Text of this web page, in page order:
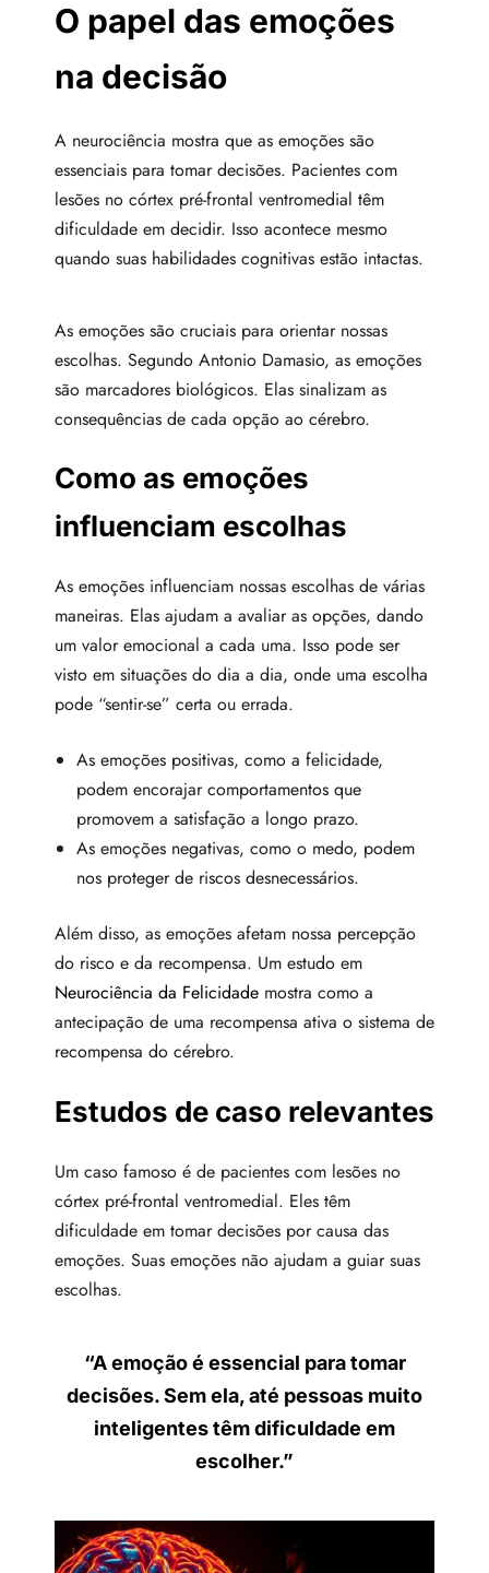
O papel das emoções
na decisão
A neurociência mostra que as emoções são
essenciais para tomar decisões. Pacientes com
lesões no córtex pré-frontal ventromedial têm
dificuldade em decidir. Isso acontece mesmo
quando suas habilidades cognitivas estão intactas.
As emoções são cruciais para orientar nossas
escolhas. Segundo Antonio Damasio, as emoções
são marcadores biológicos. Elas sinalizam as
consequências de cada opção ao cérebro.
Como as emoções
influenciam escolhas
As emoções influenciam nossas escolhas de várias
maneiras. Elas ajudam a avaliar as opções, dando
um valor emocional a cada uma. Isso pode ser
visto em situações do dia a dia, onde uma escolha
pode “sentir-se” certa ou errada.
As emoções positivas, como a felicidade,
podem encorajar comportamentos que
promovem a satisfação a longo prazo.
As emoções negativas, como o medo, podem
nos proteger de riscos desnecessários.
Além disso, as emoções afetam nossa percepção
do risco e da recompensa. Um estudo em
Neurociência da Felicidade mostra como a
antecipação de uma recompensa ativa o sistema de
recompensa do cérebro.
Estudos de caso relevantes
Um caso famoso é de pacientes com lesões no
córtex pré-frontal ventromedial. Eles têm
dificuldade em tomar decisões por causa das
emoções. Suas emoções não ajudam a guiar suas
escolhas.
“A emoção é essencial para tomar
decisões. Sem ela, até pessoas muito
inteligentes têm dificuldade em
escolher.”